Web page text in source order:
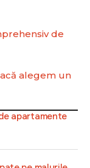
de
alegem un
apartamente